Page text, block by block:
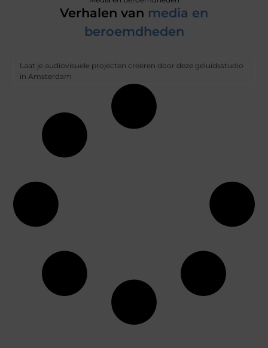
Verhalen van media en
beroemdheden
Laat je audiovisuele projecten creëren door deze geluidsstudio
in Amsterdam